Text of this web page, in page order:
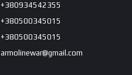
+380934542355
+380500345015
+380500345015
armolinewar@gmail.com